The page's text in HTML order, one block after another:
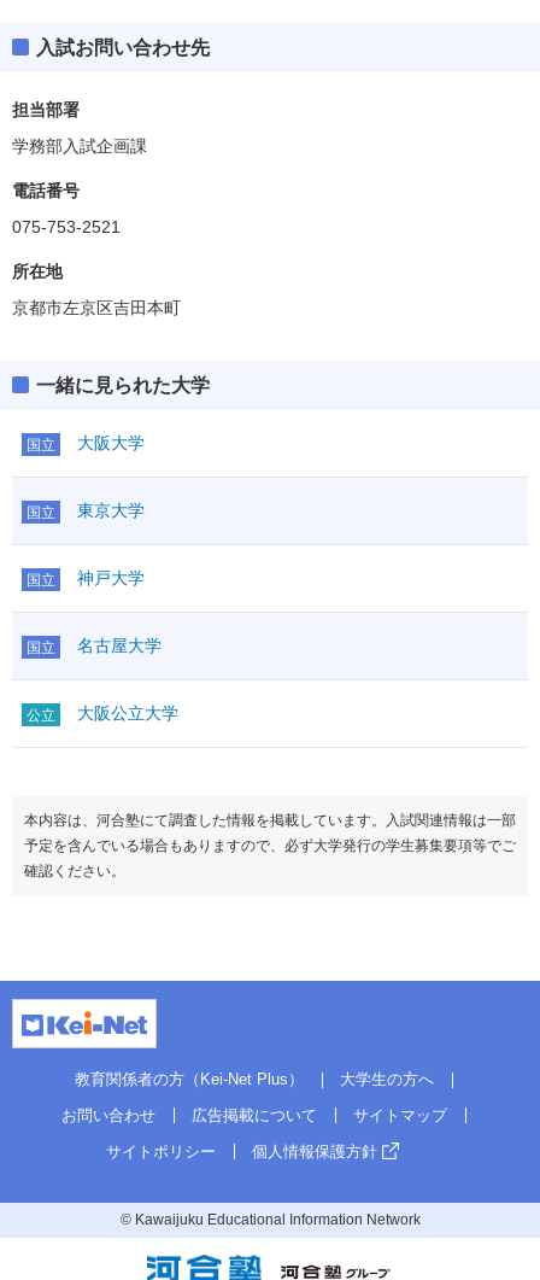
偏差値
教育学部
偏差値
法学部
偏差値
経済学部
偏差値 67.5
工学部
偏差値 65.0～67.5
農学部
医学部
偏差値 60.0～70.0
薬学部
総合人間学部
偏差値 67.5
入試お問い合わせ先
担当部署
学務部入試企画課
電話番号
075-753-2521
所在地
京都市左京区吉田本町
一緒に見られた大学
国立 大阪大学
国立 東京大学
国立 神戸大学
国立 名古屋大学
公立 大阪公立大学
本内容は、河合塾にて調査した情報を掲載しています。入試関連情報は一部
予定を含んでいる場合もありますので、必ず大学発行の学生募集要項等でご
確認ください。
教育関係者の方（Kei-Net Plus）
大学生の方へ
お問い合わせ
広告掲載について
サイトマップ
サイトポリシー
個人情報保護方針
© Kawaijuku Educational Information Network